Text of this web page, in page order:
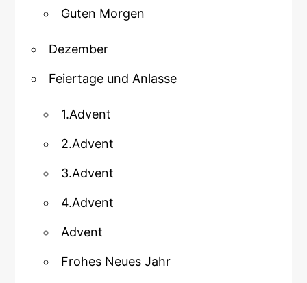
Guten Morgen
Dezember
Feiertage und Anlasse
1.Advent
2.Advent
3.Advent
4.Advent
Advent
Frohes Neues Jahr